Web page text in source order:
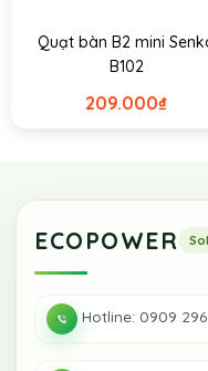
Quạt bàn B2 mini
B102
₫
209.000
ECOPOWER
Hotline: 0909